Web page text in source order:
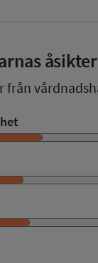
från